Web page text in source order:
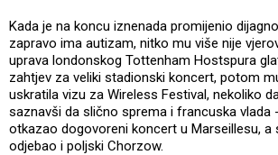
Kada je na koncu iznenada promijenio
zapravo ima autizam, nitko mu više nije
uprava londonskog Tottenham Hostspura
zahtjev za veliki stadionski koncert, potom
uskratila vizu za Wireless Festival, nekoliko
saznavši da slično sprema i francuska vlada
otkazao dogovoreni koncert u Marseillesu, a
odjebao i poljski Chorzow.